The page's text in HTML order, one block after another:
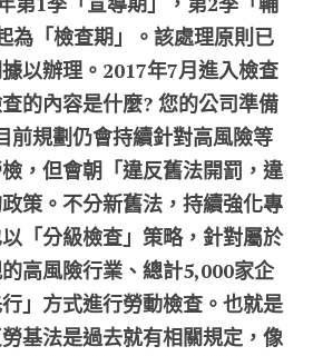
南
為「檢查期」。該處理原則已
以辦理。2017年7月進入檢查
的內容是什麼? 您的公司準備
前規劃仍會持續針對高風險等
，但會朝「違反舊法開罰，違
策。不分新舊法，持續強化專
「分級檢查」策略，針對屬於
高風險行業、總計5,000家企
」方式進行勞動檢查。也就是
基法是過去就有相關規定，像